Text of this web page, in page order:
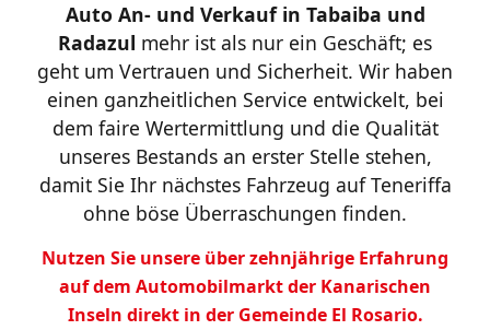
Auto An- und Verkauf in Tabaiba und
Radazul mehr ist als nur ein Geschäft; es
geht um Vertrauen und Sicherheit. Wir haben
einen ganzheitlichen Service entwickelt, bei
dem faire Wertermittlung und die Qualität
unseres Bestands an erster Stelle stehen,
damit Sie Ihr nächstes Fahrzeug auf Teneriffa
ohne böse Überraschungen finden.
Nutzen Sie unsere über zehnjährige Erfahrung
auf dem Automobilmarkt der Kanarischen
Inseln direkt in der Gemeinde El Rosario.